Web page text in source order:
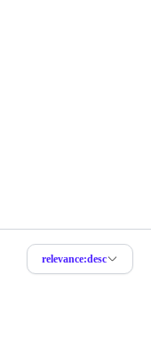
relevance:desc